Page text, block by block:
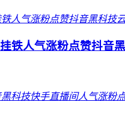
铁人气涨粉点赞抖音